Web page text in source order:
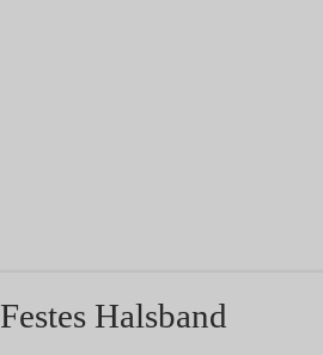
Festes Halsband